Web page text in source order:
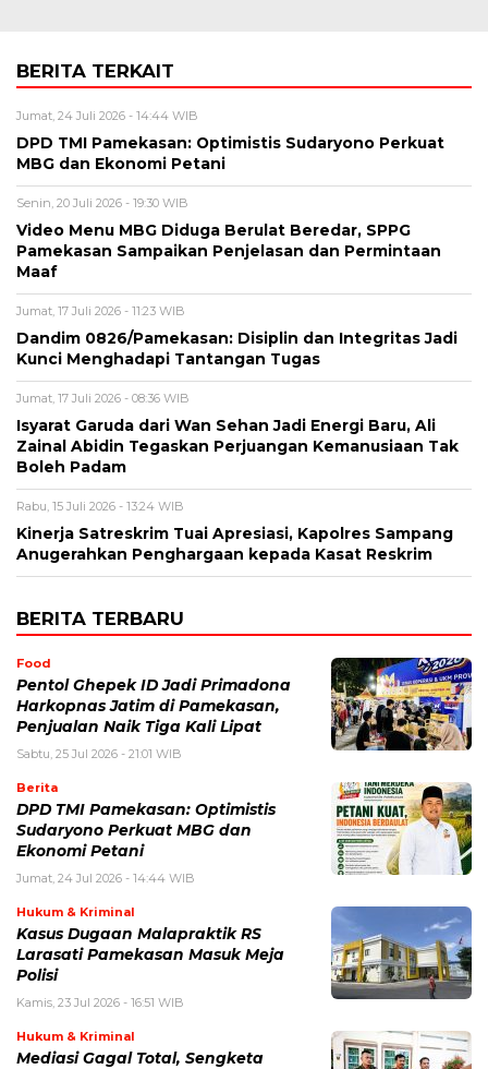
BERITA TERKAIT
Jumat, 24 Juli 2026 - 14:44 WIB
DPD TMI Pamekasan: Optimistis Sudaryono Perkuat
MBG dan Ekonomi Petani
Senin, 20 Juli 2026 - 19:30 WIB
‎Video Menu MBG Diduga Berulat Beredar, SPPG
Pamekasan Sampaikan Penjelasan dan Permintaan
Maaf
Jumat, 17 Juli 2026 - 11:23 WIB
‎Dandim 0826/Pamekasan: Disiplin dan Integritas Jadi
Kunci Menghadapi Tantangan Tugas
Jumat, 17 Juli 2026 - 08:36 WIB
‎Isyarat Garuda dari Wan Sehan Jadi Energi Baru, Ali
Zainal Abidin Tegaskan Perjuangan Kemanusiaan Tak
Boleh Padam
Rabu, 15 Juli 2026 - 13:24 WIB
Kinerja Satreskrim Tuai Apresiasi, Kapolres Sampang
Anugerahkan Penghargaan kepada Kasat Reskrim
BERITA TERBARU
Food
Pentol Ghepek ID Jadi Primadona
Harkopnas Jatim di Pamekasan,
Penjualan Naik Tiga Kali Lipat
Sabtu, 25 Jul 2026 - 21:01 WIB
Berita
DPD TMI Pamekasan: Optimistis
Sudaryono Perkuat MBG dan
Ekonomi Petani
Jumat, 24 Jul 2026 - 14:44 WIB
Hukum & Kriminal
Kasus Dugaan Malapraktik RS
Larasati Pamekasan Masuk Meja
Polisi
Kamis, 23 Jul 2026 - 16:51 WIB
Hukum & Kriminal
Mediasi Gagal Total, Sengketa